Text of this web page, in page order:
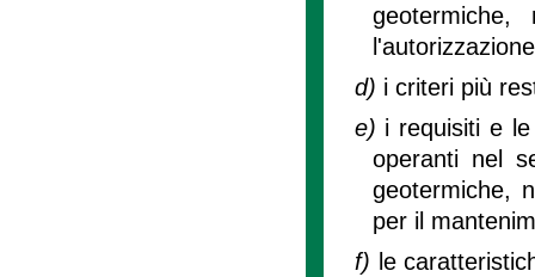
d) i criteri più
e) i requisiti e
operanti nel
geotermiche,
per il
f) le